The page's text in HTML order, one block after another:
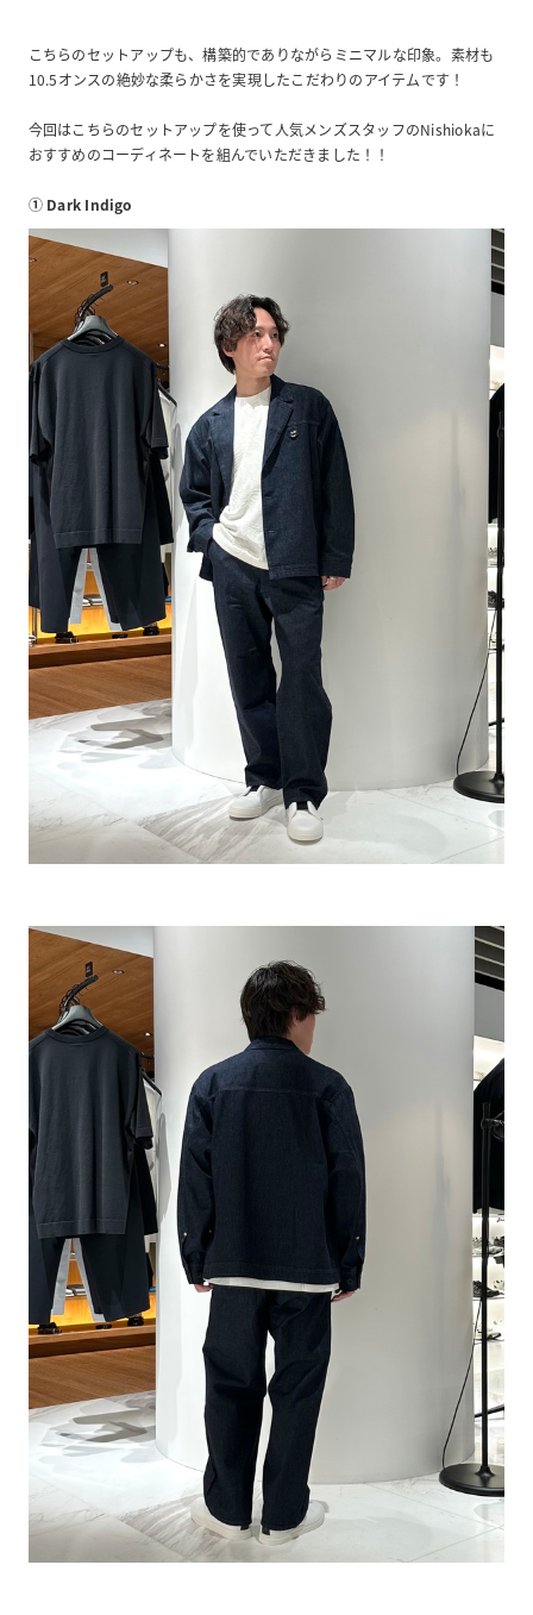
こちらのセットアップも、構築的でありながらミニマルな印象。素材も
10.5オンスの絶妙な柔らかさを実現したこだわりのアイテムです！
今回はこちらのセットアップを使って人気メンズスタッフのNishiokaに
おすすめのコーディネートを組んでいただきました！！
① Dark Indigo